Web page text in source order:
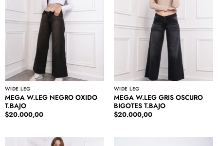
WIDE LEG
MEGA W.LEG NEGRO OXIDO
T.BAJO
$20.000,00
WIDE LEG
MEGA W.LEG GRIS OSCURO
BIGOTES T.BAJO
$20.000,00